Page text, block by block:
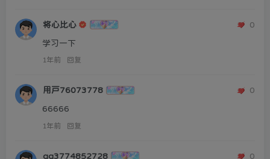
将心比心 0
学习一下
1年前 回复
用户76073778 0
66666
1年前 回复
qq3774852728 0